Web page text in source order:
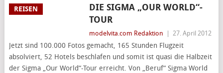
REISEN
DIE SIGMA „OUR WORLD“-
TOUR
modelvita.com Redaktion 27. April 2012
Jetzt sind 100.000 Fotos gemacht, 165 Stunden Flugzeit
absolviert, 52 Hotels beschlafen und somit ist quasi die Halbzeit
der Sigma „Our World“-Tour erreicht. Von „Beruf“ Sigma World